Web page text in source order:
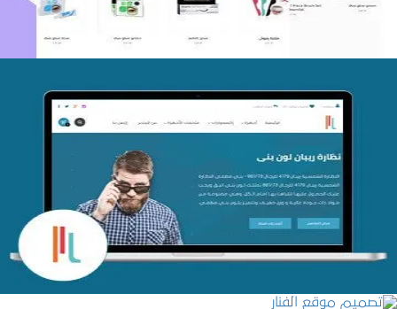
تصميم متجر اي كير
التفاصيل